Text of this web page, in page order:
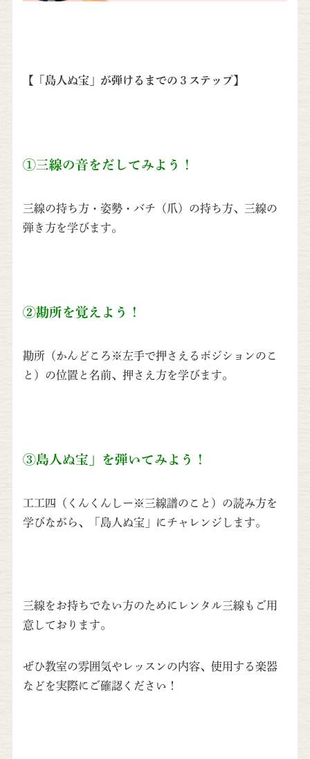
【「島人ぬ宝」が弾けるまでの３ステップ】
①三線の音をだしてみよう！
三線の持ち方・姿勢・バチ（爪）の持ち方、三線の
弾き方を学びます。
②勘所を覚えよう！
勘所（かんどころ※左手で押さえるポジションのこ
と）の位置と名前、押さえ方を学びます。
③島人ぬ宝」を弾いてみよう！
工工四（くんくんしー※三線譜のこと）の読み方を
学びながら、「島人ぬ宝」にチャレンジします。
三線をお持ちでない方のためにレンタル三線もご用
意しております。
ぜひ教室の雰囲気やレッスンの内容、使用する楽器
などを実際にご確認ください！